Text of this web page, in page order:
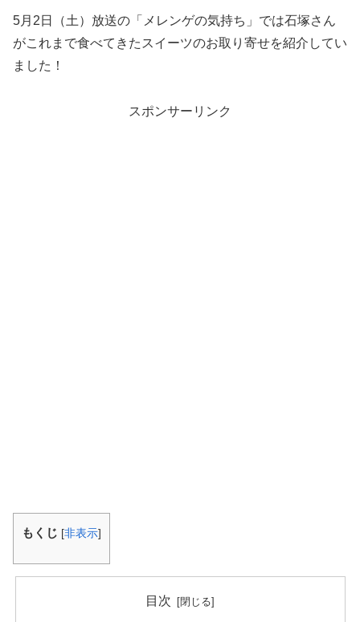
5月2日（土）放送の「メレンゲの気持ち」では石塚さん
がこれまで食べてきたスイーツのお取り寄せを紹介してい
ました！
スポンサーリンク
もくじ [非表示]
目次